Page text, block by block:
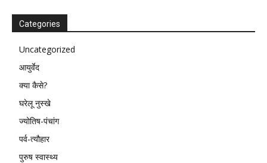
Categories
Uncategorized
आयुर्वेद
क्या कैसे?
घरेलू नुस्खे
ज्योतिष-पंचांग
पर्व-त्यौहार
पुरुष स्वास्थ्य